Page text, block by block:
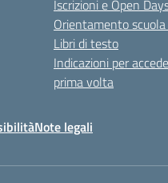
Iscrizioni e Open
Orientamento
Libri di testo
Indicazioni per
prima volta
Note legali